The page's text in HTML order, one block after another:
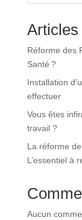
Réforme des
Santé ?
Installation
effectuer
Vous êtes
travail ?
La réforme
L’essentiel à
Aucun